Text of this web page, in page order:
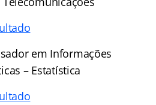
em Informações
– Estatística